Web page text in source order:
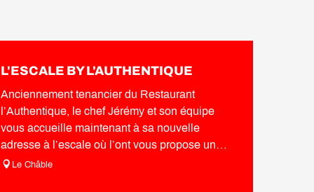
L'ESCALE BY L'AUTHENTIQUE
Anciennement tenancier du Restaurant
l’Authentique, le chef Jérémy et son équipe
vous accueille maintenant à sa nouvelle
adresse à l’escale où l’ont vous propose une
Cuisine...
Le Châble